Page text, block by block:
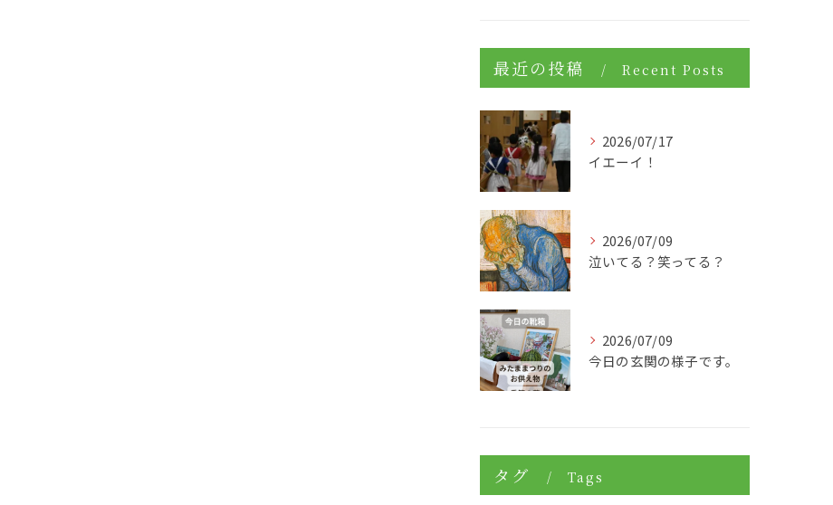
最近の投稿 Recent Posts
2026/07/17
イエーイ！
2026/07/09
泣いてる？笑ってる？
2026/07/09
今日の玄関の様子です。
タグ Tags